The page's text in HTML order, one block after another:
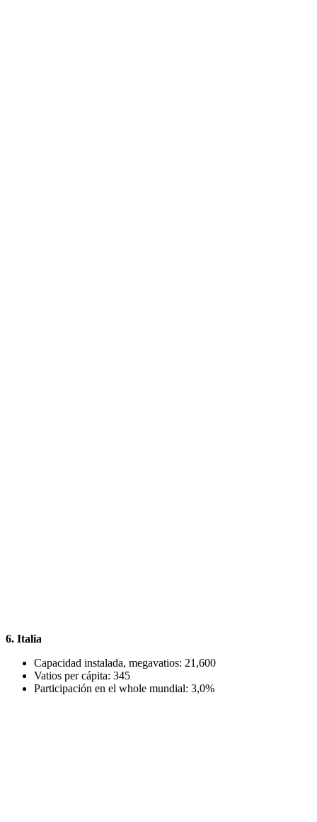
6. Italia
Capacidad instalada, megavatios: 21,600
Vatios per cápita: 345
Participación en el whole mundial: 3,0%